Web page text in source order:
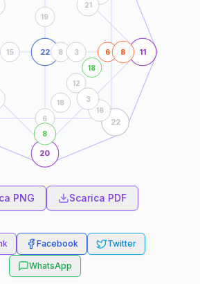
11
20
22
22
6
18
12
18
6 8
8
8 3
15
19
21
16
3
PNG Scarica PDF
Facebook Twitter
WhatsApp